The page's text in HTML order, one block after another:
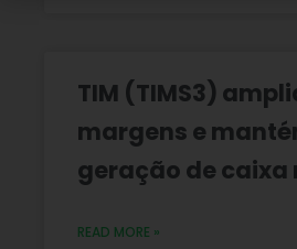
TIM (TIMS3)
margens e
geração de caixa
READ MORE »